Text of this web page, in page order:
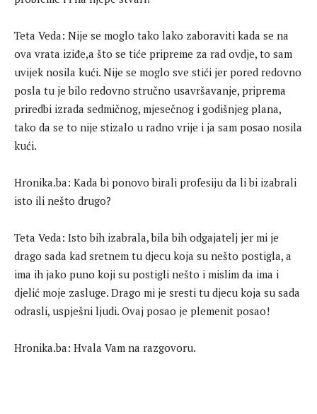
Teta Veda: Nije se moglo tako lako zaboraviti kada se na
ova vrata iziđe,a što se tiće pripreme za rad ovdje, to sam
uvijek nosila kući. Nije se moglo sve stići jer pored redovno
posla tu je bilo redovno stručno usavršavanje, priprema
priredbi izrada sedmičnog, mjesečnog i godišnjeg plana,
tako da se to nije stizalo u radno vrije i ja sam posao nosila
kući.
Hronika.ba: Kada bi ponovo birali profesiju da li bi izabrali
isto ili nešto drugo?
Teta Veda: Isto bih izabrala, bila bih odgajatelj jer mi je
drago sada kad sretnem tu djecu koja su nešto postigla, a
ima ih jako puno koji su postigli nešto i mislim da ima i
djelić moje zasluge. Drago mi je sresti tu djecu koja su sada
odrasli, uspješni ljudi. Ovaj posao je plemenit posao!
Hronika.ba: Hvala Vam na razgovoru.